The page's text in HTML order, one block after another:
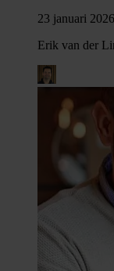
23 januari 2026
Erik van der